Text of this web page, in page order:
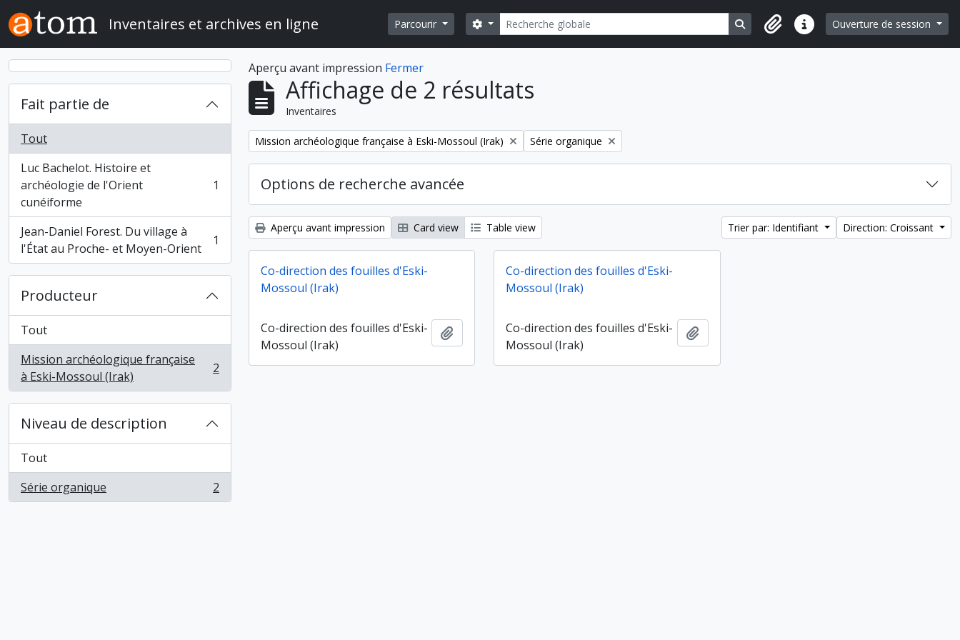
Skip to main content
Inventaires et archives en ligne Parcourir Rechercher
Search options Search in browse page
Liens rapidesOuverture de session
Fait partie de
Tout
Luc Bachelot. Histoire et
archéologie de l'Orient
cunéiforme
, 1 résultats 1
Jean-Daniel Forest. Du village à
l'État au Proche- et Moyen-Orient
, 1 résultats 1
Producteur
Tout
Mission archéologique française
à Eski-Mossoul (Irak)
, 2 résultats 2
Niveau de description
Tout
Série organique
, 2 résultats 2
Aperçu avant impression Fermer
Affichage de 2 résultats
Inventaires
Remove filter:
Mission archéologique française à Eski-Mossoul (Irak) Remove filter:
Série organique
Options de recherche avancée
Aperçu avant impression Card view Table view Trier par: Identifiant Direction: Croissant
Co-direction des fouilles d'Eski-
Mossoul (Irak)
Co-direction des fouilles d'Eski-
Mossoul (Irak)
Ajouter au presse-papier
Co-direction des fouilles d'Eski-
Mossoul (Irak)
Co-direction des fouilles d'Eski-
Mossoul (Irak)
Ajouter au presse-papier